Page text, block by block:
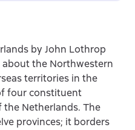
by John Lothrop
the Northwestern
territories in the
four constituent
Netherlands. The
provinces; it borders